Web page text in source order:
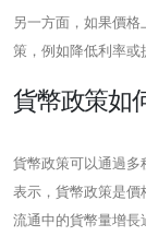
另一方面，如果價
策，例如降低利率或
貨幣政策如
貨幣政策可以通過多
表示，貨幣政策是價
流通中的貨幣量增長